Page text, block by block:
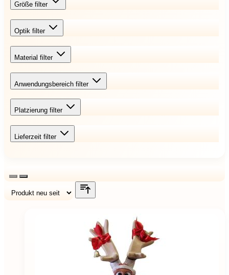
Größe filter
Optik filter
Material filter
Anwendungsbereich filter
Platzierung filter
Lieferzeit filter